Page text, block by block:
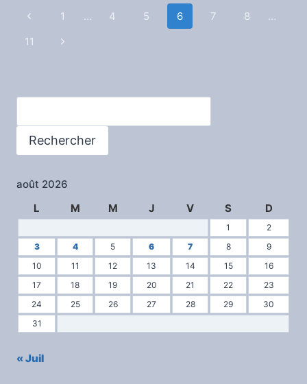
(90S)
Navigation
de
Page
précédente
1 … 4 5 6 7 8
…
11
Page
Rechercher
août 2026
L
M M J V S D
1
2
3
4 5 6 7 8
9
10
11 12 13 14 15
16
17
18 19 20 21 22
23
24
25 26 27 28 29
30
31
« Juil